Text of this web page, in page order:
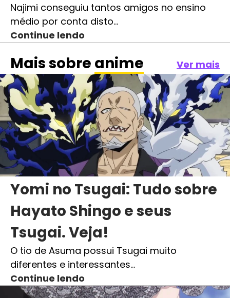
Najimi conseguiu tantos amigos no ensino
médio por conta disto…
Continue lendo
Mais sobre anime Ver mais
Yomi no Tsugai: Tudo sobre
Hayato Shingo e seus
Tsugai. Veja!
O tio de Asuma possui Tsugai muito
diferentes e interessantes…
Continue lendo